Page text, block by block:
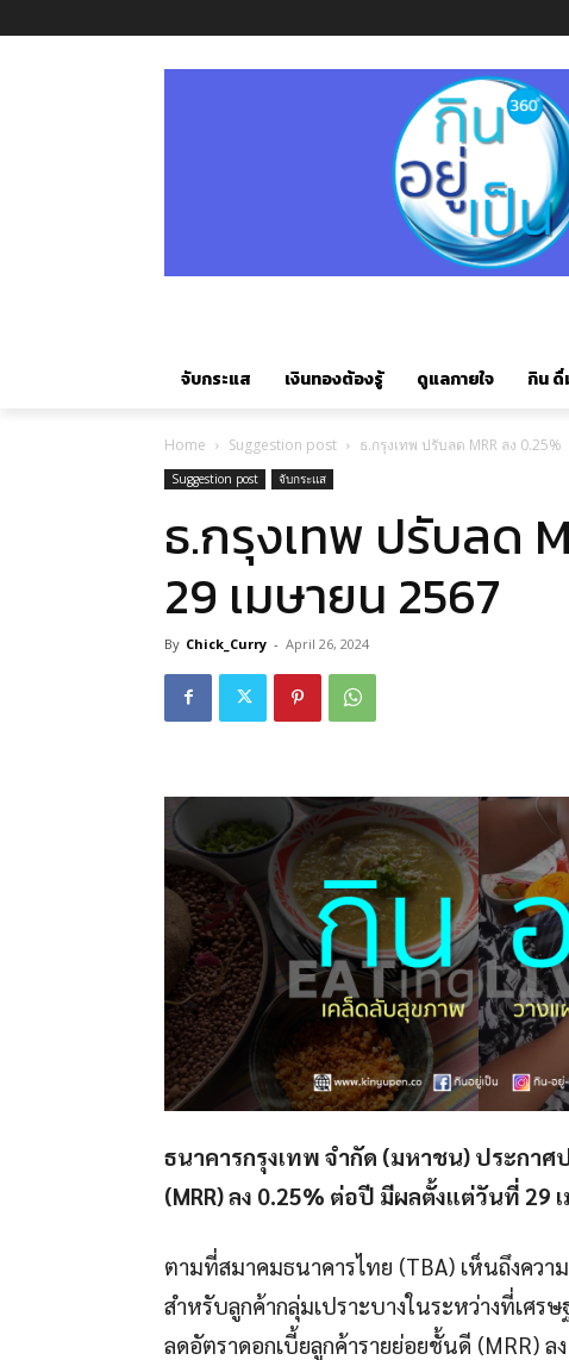
จับกระแส เงินทองต้องรู้ ดูแลกายใจ กิน ดื่
Home Suggestion post ธ.กรุงเทพ ปรับลด MRR ลง
Suggestion post จับกระแส
ธ.กรุงเทพ ปรับลด
29 เมษายน 2567
By Chick_Curry - April 26, 2024
ธนาคารกรุงเทพ จำกัด (มหาชน) ประกา
(MRR) ลง 0.25% ต่อปี มีผลตั้งแต่วันที่ 29
ตามที่สมาคมธนาคารไทย (TBA) เห็นถึงควา
สำหรับลูกค้ากลุ่มเปราะบางในระหว่างที่เศร
ลดอัตราดอกเบี้ยลูกค้ารายย่อยชั้นดี (MRR) ล